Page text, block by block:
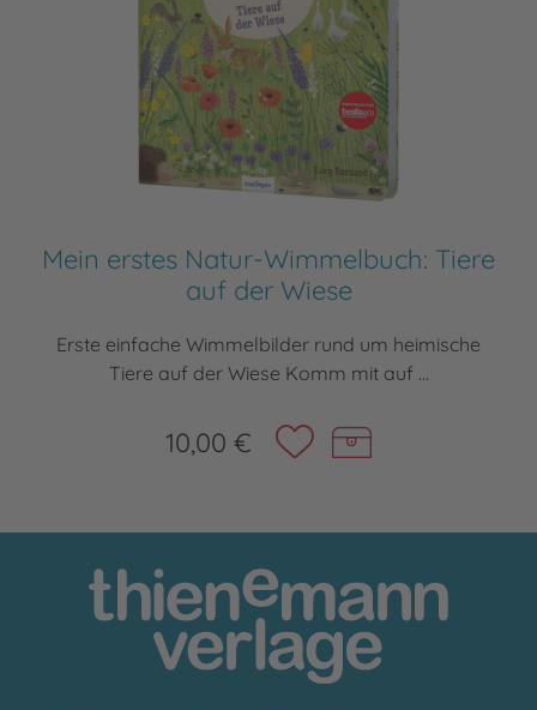
Mein erstes Natur-Wimmelbuch: Tiere
auf der Wiese
Erste einfache Wimmelbilder rund um heimische
Tiere auf der Wiese Komm mit auf ...
10,00 €